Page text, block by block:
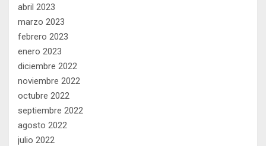
abril 2023
marzo 2023
febrero 2023
enero 2023
diciembre 2022
noviembre 2022
octubre 2022
septiembre 2022
agosto 2022
julio 2022